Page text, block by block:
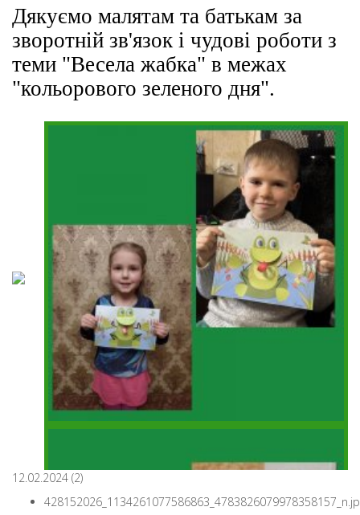
Дякуємо малятам та батькам за
зворотній зв'язок і чудові роботи з
теми "Весела жабка" в межах
"кольорового зеленого дня".
12.02.2024 (2)